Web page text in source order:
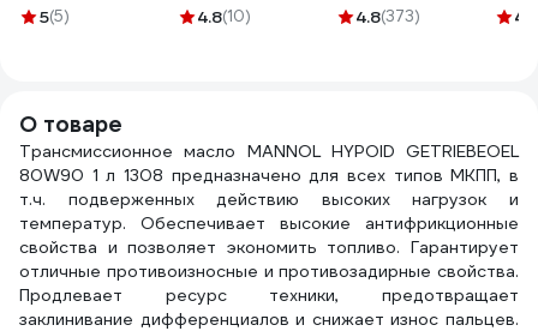
135-00007
5(5)
ROCKFORCE RF-
4.8(10)
литров
4.8(373) 4.6
О товаре
Трансмиссионное масло MANNOL HYPOID GETRIEBEOEL
80W90 1 л 1308 предназначено для всех типов МКПП, в
т.ч. подверженных действию высоких нагрузок и
температур. Обеспечивает высокие антифрикционные
свойства и позволяет экономить топливо. Гарантирует
отличные противоизносные и противозадирные свойства.
Продлевает ресурс техники, предотвращает
заклинивание дифференциалов и снижает износ пальцев.